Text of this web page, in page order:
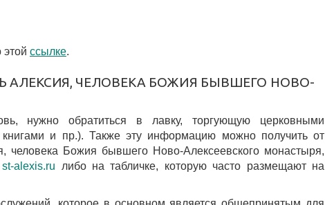
ссылке.
АЛЕКСИЯ, ЧЕЛОВЕКА БОЖИЯ БЫВШЕГО НОВО-
нужно обратиться в лавку, торгующую церковными
книгами и пр.). Также эту информацию можно получить от
Божия бывшего Ново-Алексеевского монастыря,
st-alexis.ru либо на табличке, которую часто размещают на